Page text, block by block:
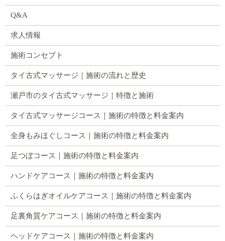
Q&A
求人情報
施術コンセプト
タイ古式マッサージ｜施術の流れと歴史
瀬戸市のタイ古式マッサージ｜特徴と施術
タイ古式マッサージコース｜施術の特徴と料金案内
全身もみほぐしコース｜施術の特徴と料金案内
足つぼコース｜施術の特徴と料金案内
ハンドケアコース｜施術の特徴と料金案内
ふくらはぎオイルケアコース｜施術の特徴と料金案内
足裏角質ケアコース｜施術の特徴と料金案内
ヘッドケアコース｜施術の特徴と料金案内